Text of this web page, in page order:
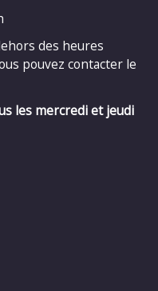
des heures
pouvez contacter le
les mercredi et jeudi